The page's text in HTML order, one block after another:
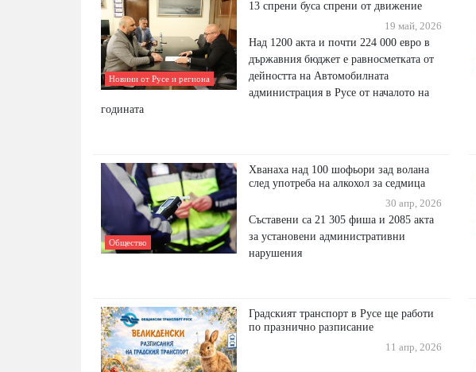
Новини от Русе и региона
13 спрени буса спрени от движение
19 май, 2026
Над 1200 акта и почти 224 000 евро в
държавния бюджет е равносметката от
дейността на Автомобилната
администрация в Русе от началото на
годината
Общество
Хванаха над 100 шофьори зад волана
след употреба на алкохол за седмица
30 апр, 2026
Съставени са 21 305 фиша и 2085 акта
за установени административни
нарушения
Градският транспорт в Русе ще работи
по празнично разписание
11 апр, 2026